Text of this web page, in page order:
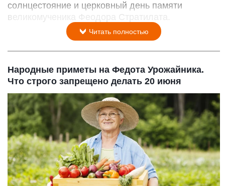
солнцестояние и церковный день памяти
великомученика Феодора Стратилата.
Читать полностью
Народные приметы на Федота Урожайника.
Что строго запрещено делать 20 июня